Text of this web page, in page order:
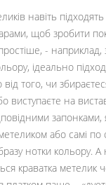
навіть
щоб зробити
- наприклад,
ідеально
від того, чи
виступаєте на
або самі по
нотки кольору.
краватка метелик